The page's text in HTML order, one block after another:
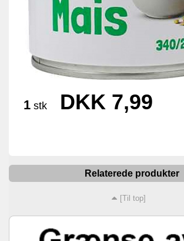
1 stk DKK 7,99
Relaterede produkter
[Til top]